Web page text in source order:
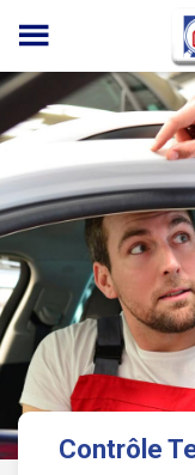
Panneau de gestion
Contrôle